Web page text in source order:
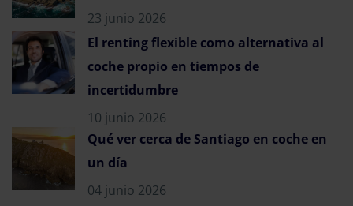
23 junio 2026
El renting flexible como alternativa al
coche propio en tiempos de
incertidumbre
10 junio 2026
Qué ver cerca de Santiago en coche en
un día
04 junio 2026